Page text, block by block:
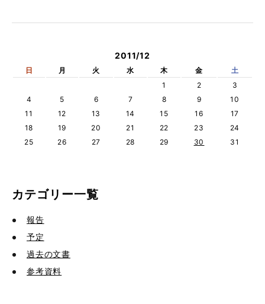
2011/12
日 月 火 水 木 金
土
1
2
3
4
5 6 7 8 9
10
11
12 13 14 15 16
17
18
19 20 21 22 23
24
25
26 27 28 29 30 31
カテゴリー一覧
報告
予定
過去の文書
参考資料